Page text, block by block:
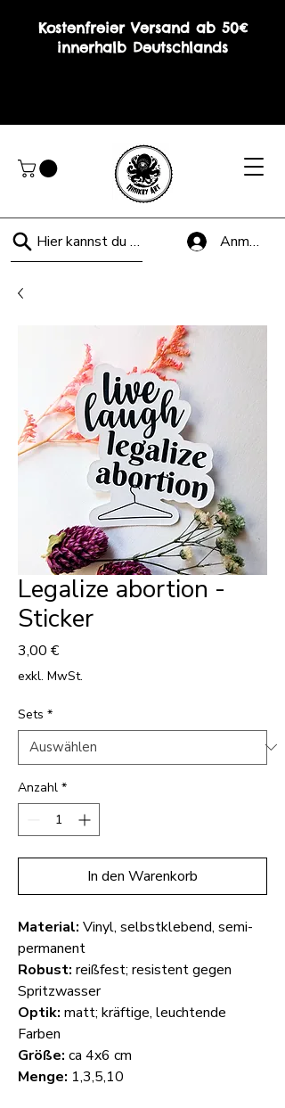
Kostenfreier Versand ab 50€
innerhalb Deutschlands
Hier kannst du suchen! Anmelden
Legalize abortion -
Sticker
3,00 €Preis
exkl. MwSt.
Sets *
Anzahl *
In den Warenkorb
Material: Vinyl, selbstklebend, semi-
permanent
Robust: reißfest; resistent gegen
Spritzwasser
Optik: matt; kräftige, leuchtende
Farben
Größe: ca 4x6 cm
Menge: 1,3,5,10